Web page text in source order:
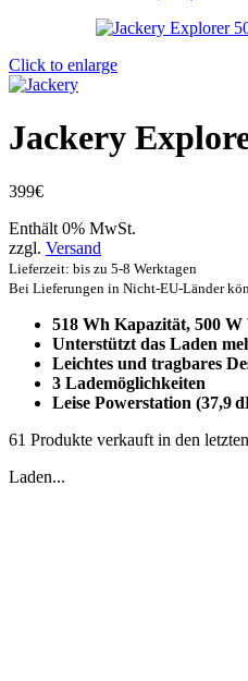
Click to enlarge
Jackery
399€
Enthält 0% MwSt.
zzgl. Versand
Lieferzeit: bis zu 5-8 Werktagen
Bei Lieferungen in Nicht-EU-Länder
518 Wh Kapazität, 500 W
Unterstützt das Laden
Leichtes und tragbares
3 Lademöglichkeiten
Leise Powerstation (37,9
61 Produkte verkauft in den
Laden...